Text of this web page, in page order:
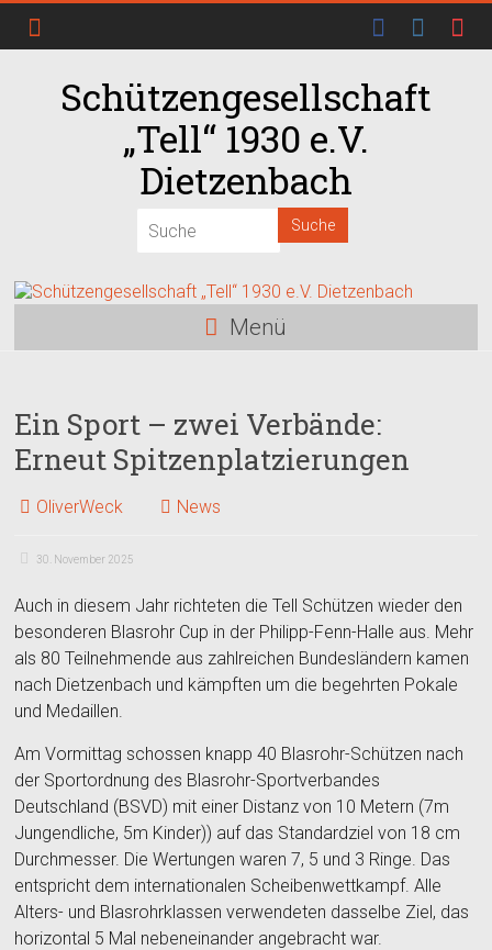
Schützengesellschaft
„Tell“ 1930 e.V.
Dietzenbach
Menü
Ein Sport – zwei Verbände:
Erneut Spitzenplatzierungen
OliverWeck News
30. November 2025
Auch in diesem Jahr richteten die Tell Schützen wieder den
besonderen Blasrohr Cup in der Philipp-Fenn-Halle aus. Mehr
als 80 Teilnehmende aus zahlreichen Bundesländern kamen
nach Dietzenbach und kämpften um die begehrten Pokale
und Medaillen.
Am Vormittag schossen knapp 40 Blasrohr-Schützen nach
der Sportordnung des Blasrohr-Sportverbandes
Deutschland (BSVD) mit einer Distanz von 10 Metern (7m
Jungendliche, 5m Kinder)) auf das Standardziel von 18 cm
Durchmesser. Die Wertungen waren 7, 5 und 3 Ringe. Das
entspricht dem internationalen Scheibenwettkampf. Alle
Alters- und Blasrohrklassen verwendeten dasselbe Ziel, das
horizontal 5 Mal nebeneinander angebracht war.